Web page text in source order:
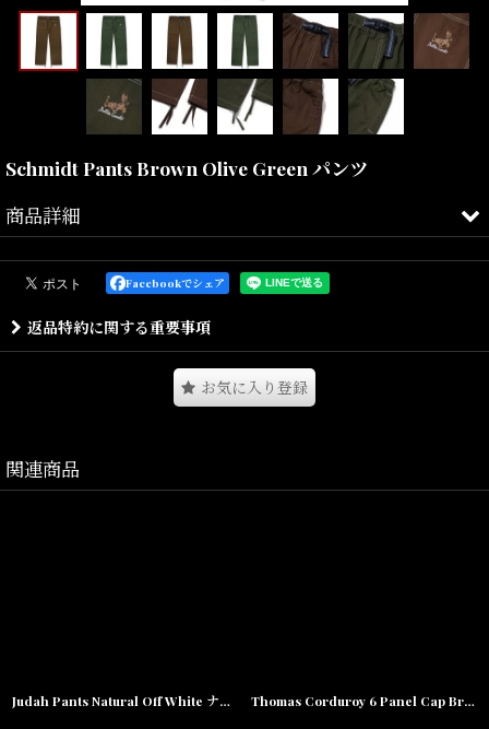
Schmidt Pants Brown Olive Green パンツ
商品詳細
2008年、スケートショップのマネージャーだった、ガース・マリア
ーノとフィルマーのマット・エバンスが立ち上げたオーストラリア
独自の世界観でNYのLABORなどコアなお店のみで展開中。
ライダーには日本でも有名なベン・ゴアをはじめ、オーストラリア
やUSAのラーダーが所属する。
バックポケットには刺繍が入り、裾にはドローコードが付いたお好
幅:~21cm)
Facebookでシェア
返品特約に関する重要事項
お気に入り登録
関連商品
Judah Pants Natural Off White ナチュラル オフ ホワイト Easy イージー パンツ Thomas Corduroy 6 Panel Cap Brown コーデュロイ キャップ